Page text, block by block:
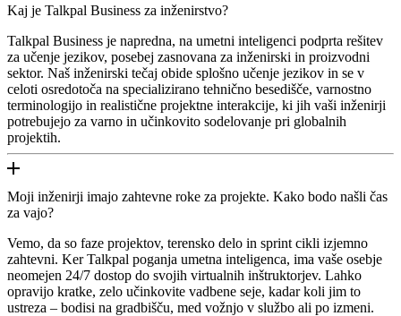
Kaj je Talkpal Business za inženirstvo?
Talkpal Business je napredna, na umetni inteligenci podprta rešitev
za učenje jezikov, posebej zasnovana za inženirski in proizvodni
sektor. Naš inženirski tečaj obide splošno učenje jezikov in se v
celoti osredotoča na specializirano tehnično besedišče, varnostno
terminologijo in realistične projektne interakcije, ki jih vaši inženirji
potrebujejo za varno in učinkovito sodelovanje pri globalnih
projektih.
Moji inženirji imajo zahtevne roke za projekte. Kako bodo našli čas
za vajo?
Vemo, da so faze projektov, terensko delo in sprint cikli izjemno
zahtevni. Ker Talkpal poganja umetna inteligenca, ima vaše osebje
neomejen 24/7 dostop do svojih virtualnih inštruktorjev. Lahko
opravijo kratke, zelo učinkovite vadbene seje, kadar koli jim to
ustreza – bodisi na gradbišču, med vožnjo v službo ali po izmeni.